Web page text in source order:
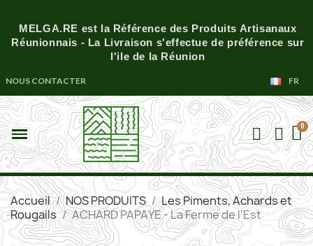
MELGA.RE est la Référence des Produits Artisanaux
Réunionnais - La Livraison s'effectue de préférence sur
l'ile de la Réunion
NOUS CONTACTER FR
Accueil NOS PRODUITS
Les Piments, Achards et
Rougails
ACHARD PAPAYE - La Ferme de l'Est